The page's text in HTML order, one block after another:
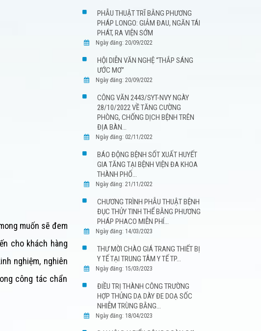
muốn sẽ đem
cho khách hàng
nghiệm, nghiên
công tác chẩn
PHẪU THUẬT TRĨ BẰNG PHƯƠNG
PHÁP LONGO: GIẢM ĐAU, NGĂN TÁI
PHÁT, RA VIỆN SỚM
Ngày đăng: 20/09/2022
HỘI DIỄN VĂN NGHỆ “THẮP SÁNG
ƯỚC MƠ”
Ngày đăng: 20/09/2022
CÔNG VĂN 2443/SYT-NVY NGÀY
28/10/2022 VỀ TĂNG CƯỜNG
PHÒNG, CHỐNG DỊCH BỆNH TRÊN
ĐỊA BÀN...
Ngày đăng: 02/11/2022
BÁO ĐỘNG BỆNH SỐT XUẤT HUYẾT
GIA TĂNG TẠI BỆNH VIỆN ĐA KHOA
THÀNH PHỐ...
Ngày đăng: 21/11/2022
CHƯƠNG TRÌNH PHẪU THUẬT BỆNH
ĐỤC THỦY TINH THỂ BẰNG PHƯƠNG
PHÁP PHACO MIỄN PHÍ...
Ngày đăng: 14/03/2023
THƯ MỜI CHÀO GIÁ TRANG THIẾT BỊ
Y TẾ TẠI TRUNG TÂM Y TẾ TP...
Ngày đăng: 15/03/2023
ĐIỀU TRỊ THÀNH CÔNG TRƯỜNG
HỢP THỦNG DẠ DÀY ĐE DOẠ SỐC
NHIỄM TRÙNG BẰNG...
Ngày đăng: 18/04/2023